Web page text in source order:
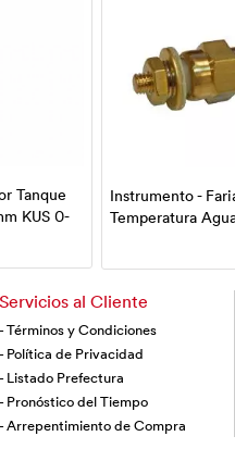
Tanque
KUS 0-
Instrumento -
Temperatura
Servicios al Cliente
- Términos y Condiciones
- Política de Privacidad
- Listado Prefectura
- Pronóstico del Tiempo
- Arrepentimiento de Compra